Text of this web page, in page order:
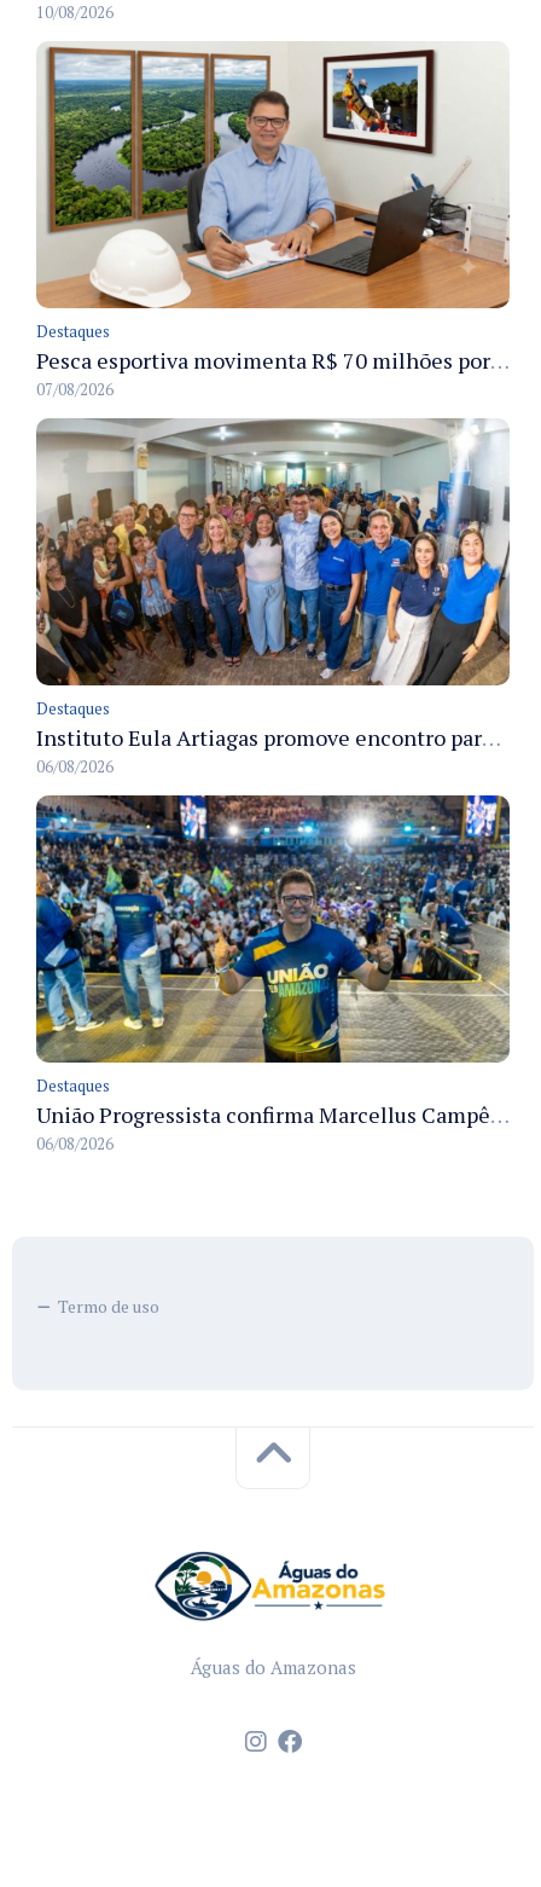
10/08/2026
Destaques
Pesca esportiva movimenta R$ 70 milhões por ano e ganha espaço na economia sustentável do Amazonas
07/08/2026
Destaques
Instituto Eula Artiagas promove encontro para discutir melhorias para o bairro Petrópolis
06/08/2026
Destaques
União Progressista confirma Marcellus Campêlo como candidato a deputado estadual
06/08/2026
Termo de uso
Águas do Amazonas